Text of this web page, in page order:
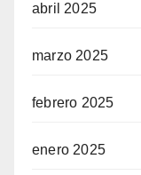
abril 2025
marzo 2025
febrero 2025
enero 2025